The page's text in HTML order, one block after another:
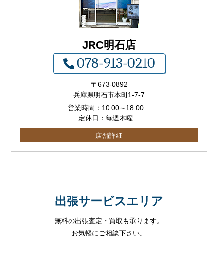
JRC明石店
078-913-0210
〒673-0892
兵庫県明石市本町1-7-7
営業時間： 10:00～ 18:00
定休日：毎週木曜
店舗詳細
出張サービスエリア
無料の出張査定・買取も承ります。
お気軽にご相談下さい。